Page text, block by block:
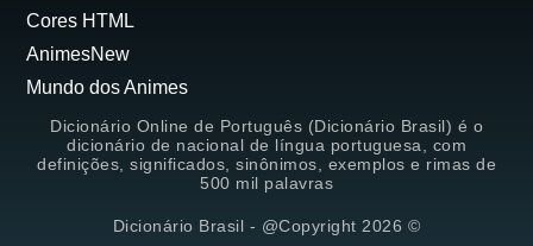
Cores HTML
AnimesNew
Mundo dos Animes
Dicionário Online de Português (Dicionário Brasil) é o
dicionário de nacional de língua portuguesa, com
definições, significados, sinônimos, exemplos e rimas de
500 mil palavras
Dicionário Brasil - @Copyright 2026 ©